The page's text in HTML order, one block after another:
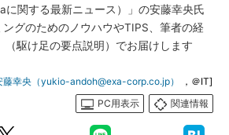
に関する最新ニュース）」の安藤幸央氏
グのためのノウハウやTIPS、筆者の経
（駆け足の要点説明）でお届けします
藤幸央（yukio-andoh@exa-corp.co.jp）
，＠IT]
PC用表示
関連情報